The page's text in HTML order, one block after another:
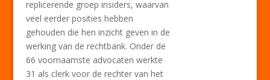
replicerende groep insiders, waarvan
veel eerder posities hebben
gehouden die hen inzicht geven in de
werking van de rechtbank. Onder de
66 voornaamste advocaten werkte
31 als clerk voor de rechter van het